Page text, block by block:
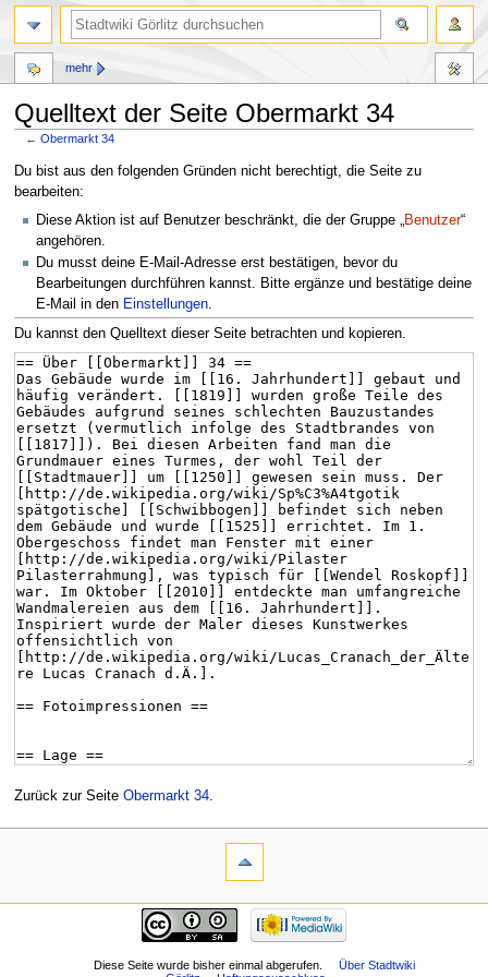
Quelltext der Seite Obermarkt 34
←Obermarkt 34
Zur
Navigation
springen
Zur
Suche
springen
Du bist aus den folgenden Gründen nicht berechtigt, die Seite zu
bearbeiten:
Diese Aktion ist auf Benutzer beschränkt, die der Gruppe „
Benutzer“
angehören.
Du musst deine E-Mail-Adresse erst bestätigen, bevor du
Bearbeitungen durchführen kannst. Bitte ergänze und bestätige deine
E-Mail in den Einstellungen
Du kannst den Quelltext dieser Seite betrachten und kopieren.
Zurück zur Seite Obermarkt 34.
mehr
Diese Seite wurde bisher einmal abgerufen.
Über Stadtwiki